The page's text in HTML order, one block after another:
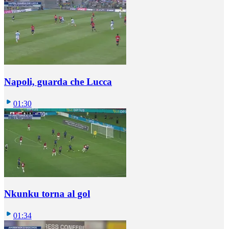
Napoli, guarda che Lucca
01:30
Nkunku torna al gol
01:34